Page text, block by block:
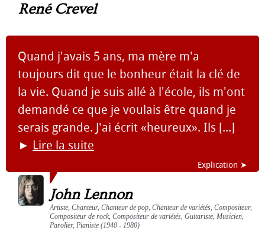
René Crevel
Quand j'avais 5 ans, ma mère m'a
toujours dit que le bonheur était la clé de
la vie. Quand je suis allé à l'école, ils m'ont
demandé ce que je voulais être quand je
serais grande. J'ai écrit «heureux». Ils [...]
► Lire la suite
Explication ➤
John Lennon
Artiste, Chanteur, Chanteur de pop, Chanteur de variétés, Compositeur,
Compositeur de rock, Compositeur de variétés, Guitariste, Musicien,
Parolier, Pianiste (1940 - 1980)